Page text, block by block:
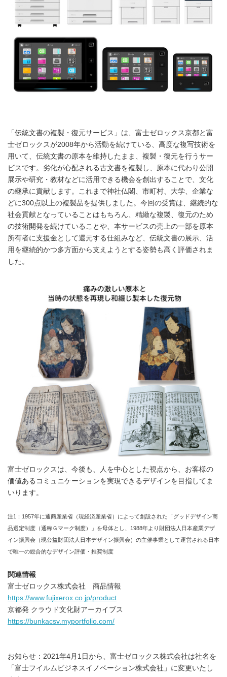
「伝統文書の複製・復元サービス」は、富士ゼロックス京都と富
士ゼロックスが2008年から活動を続けている、高度な複写技術を
用いて、伝統文書の原本を維持したまま、複製・復元を行うサー
ビスです。劣化が⼼配される古⽂書を複製し、原本に代わり公開
展⽰や研究・教材などに活⽤できる機会を創出することで、⽂化
の継承に貢献します。これまで神社仏閣、市町村、大学、企業な
どに300点以上の複製品を提供しました。今回の受賞は、継続的な
社会貢献となっていることはもちろん、精緻な複製、復元のため
の技術開発を続けていることや、本サービスの売上の一部を原本
所有者に支援金として還元する仕組みなど、伝統文書の展示、活
用を継続的かつ多方面から支えようとする姿勢も高く評価されま
した。
富士ゼロックスは、今後も、人を中心とした視点から、お客様の
価値あるコミュニケーションを実現できるデザインを目指してま
いります。
注1：1957年に通商産業省（現経済産業省）によって創設された「グッドデザイン商
品選定制度（通称Ｇマーク制度）」を母体とし、1988年より財団法人日本産業デザ
イン振興会（現公益財団法人日本デザイン振興会）の主催事業として運営される日本
で唯一の総合的なデザイン評価・推奨制度
関連情報
富士ゼロックス株式会社 商品情報
https://www.fujixerox.co.jp/product
京都発 クラウド文化財アーカイブス
https://bunkacsv.myportfolio.com/
お知らせ：2021年4月1日から、富士ゼロックス株式会社は社名を
「富士フイルムビジネスイノベーション株式会社」に変更いたし